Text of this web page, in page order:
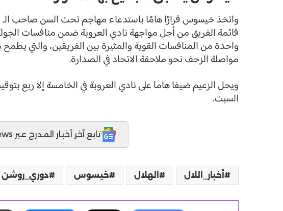
واحدة من المنافسات القوية والمثيرة بين الفريقين، والتي
مواصلة الزحف نحو ملاحقة الاتحاد في الصدارة.
ويحل الزعيم ضيفا هاما على نادي العروبة في الخامسة إلا ربع
السبت.
تابع آخر أخبار المدرج عبر Google News
أخبار_اللال الهلال خيسوس دوري_روشن